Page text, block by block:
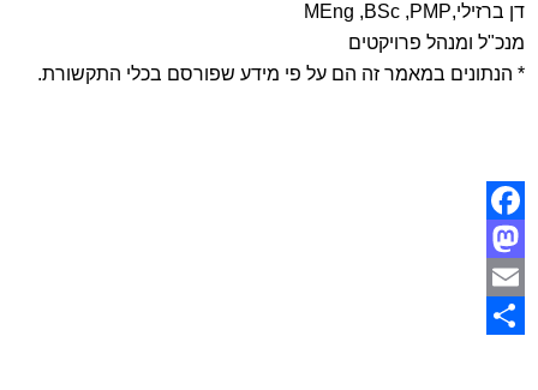
דן ברזילי,MEng ,BSc ,PMP
מנכ"ל ומנהל פרויקטים
* הנתונים במאמר זה הם על פי מידע שפורסם בכלי התקשורת.
Facebook
Mastodon
Email